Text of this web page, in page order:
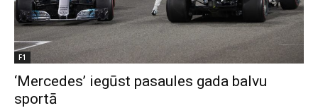
F1
‘Mercedes’ iegūst pasaules gada balvu
sportā